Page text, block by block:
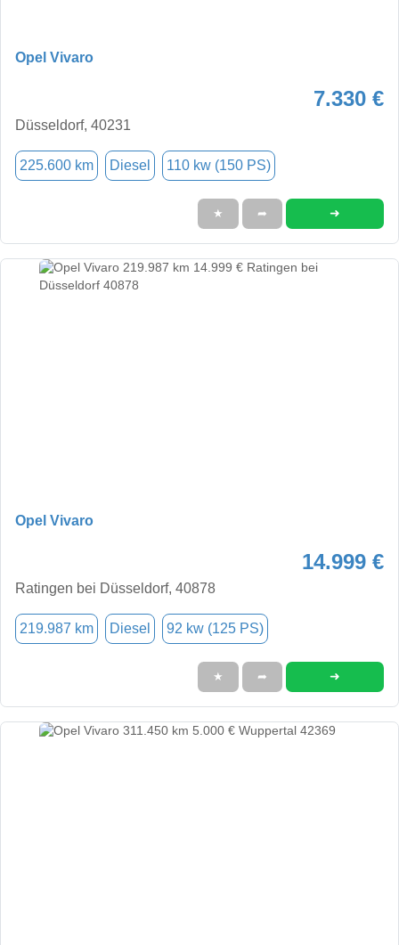
Opel Vivaro
7.330 €
Düsseldorf, 40231
225.600 km Diesel 110 kw (150 PS)
★ ➦ ➜
Opel Vivaro
14.999 €
Ratingen bei Düsseldorf, 40878
219.987 km Diesel 92 kw (125 PS)
★ ➦ ➜